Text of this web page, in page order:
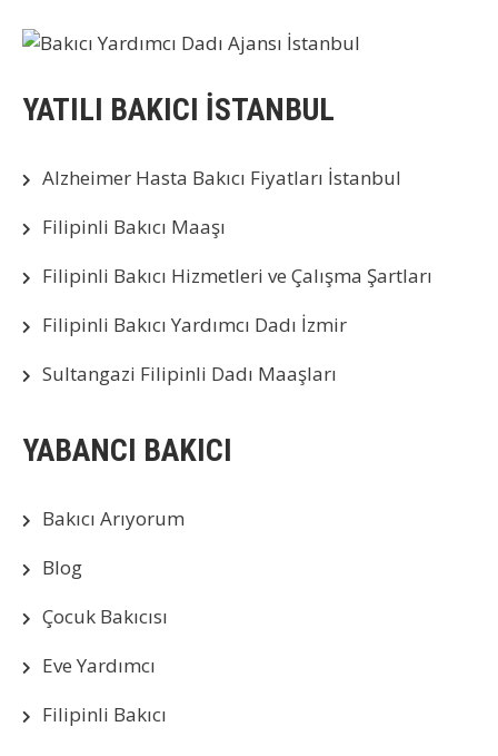
YATILI BAKICI İSTANBUL
Alzheimer Hasta Bakıcı Fiyatları İstanbul
Filipinli Bakıcı Maaşı
Filipinli Bakıcı Hizmetleri ve Çalışma Şartları
Filipinli Bakıcı Yardımcı Dadı İzmir
Sultangazi Filipinli Dadı Maaşları
YABANCI BAKICI
Bakıcı Arıyorum
Blog
Çocuk Bakıcısı
Eve Yardımcı
Filipinli Bakıcı